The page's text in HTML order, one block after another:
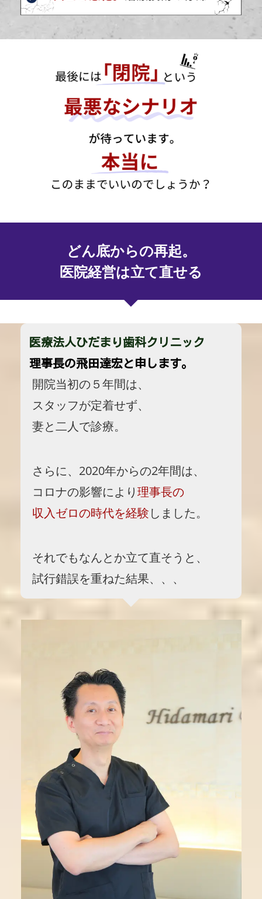
どん底からの再起。
医院経営は立て直せる
医療法人ひだまり歯科クリニック
理事長の飛田達宏と申します。
開院当初の５年間は、
スタッフが定着せず、
妻と二人で診療。
さらに、2020年からの2年間は、
コロナの影響により理事長の
収入ゼロの時代を経験しました。
それでもなんとか立て直そうと、
試行錯誤を重ねた結果、、、